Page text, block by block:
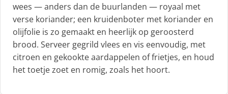
wees — anders dan de buurlanden — royaal met
verse koriander; een kruidenboter met koriander en
olijfolie is zo gemaakt en heerlijk op geroosterd
brood. Serveer gegrild vlees en vis eenvoudig, met
citroen en gekookte aardappelen of frietjes, en houd
het toetje zoet en romig, zoals het hoort.